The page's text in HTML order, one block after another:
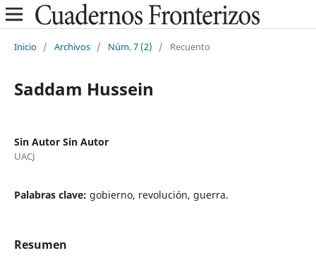
Inicio / Archivos / Núm. 7 (2) / Recuento
Saddam Hussein
Sin Autor Sin Autor
UACJ
Palabras clave: gobierno, revolución, guerra.
Resumen